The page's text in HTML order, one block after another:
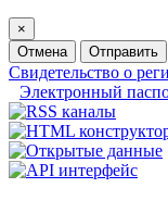
×
Отмена
Отправить
Свидетельство о
Электронный